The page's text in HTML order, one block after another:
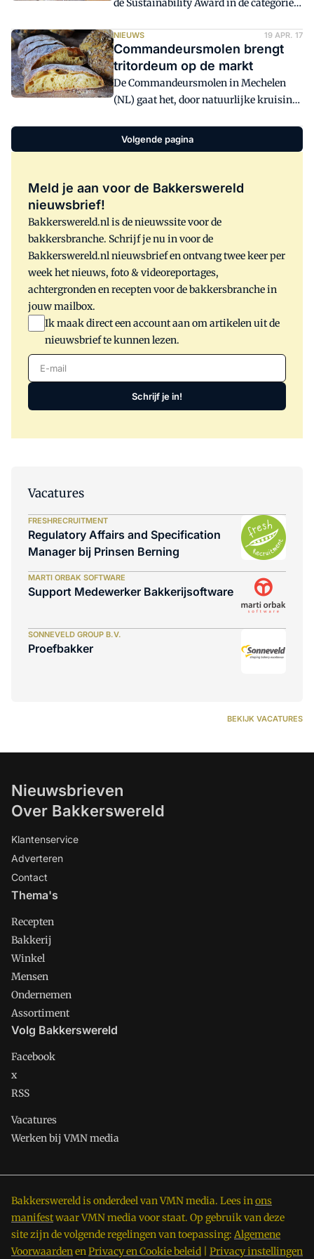
bakken. Het is ook het eerste bedrijf in
tritordeum in de bakkerijsector
gebruikt.
de Sustainability Award in de categorie
bekendgemaakt tijdens de Sustainable
Foods Summit op donderdag 7 en
vrijdag 8 juni in Amsterdam.
NIEUWS 19 APR. 17
Commandeursmolen brengt
tritordeum op de markt
De Commandeursmolen in Mechelen
(NL) gaat het, door natuurlijke kruising
malen tot 'Spaans Meel'. Dit in Spanje
ontwikkelde graan is een kruising
graansoorten. Tritordeum bevat 40%
Volgende pagina
Meld je aan voor de Bakkerswereld
nieuwsbrief!
Bakkerswereld.nl is de nieuwssite voor de
bakkersbranche. Schrijf je nu in voor de
Bakkerswereld.nl nieuwsbrief en ontvang twee keer per
week het nieuws, foto & videoreportages,
achtergronden en recepten voor de bakkersbranche in
jouw mailbox.
Ik maak direct een account aan om artikelen uit de
nieuwsbrief te kunnen lezen.
E-mail
Schrijf je in!
Vacatures
FRESHRECRUITMENT
Regulatory Affairs and Specification
Manager bij Prinsen Berning
MARTI ORBAK SOFTWARE
Support Medewerker Bakkerijsoftware
SONNEVELD GROUP B.V.
Proefbakker
BEKIJK VACATURES
Nieuwsbrieven
Over Bakkerswereld
Klantenservice
Adverteren
Contact
Thema's
Recepten
Bakkerij
Winkel
Mensen
Ondernemen
Assortiment
Volg Bakkerswereld
Facebook
x
RSS
Vacatures
Werken bij VMN media
Bakkerswereld is onderdeel van VMN media. Lees inons
manifestwaar VMN media voor staat. Op gebruik van deze
site zijn de volgende regelingen van toepassing: Algemene
VoorwaardenenPrivacy en Cookie beleid Privacy instellingen